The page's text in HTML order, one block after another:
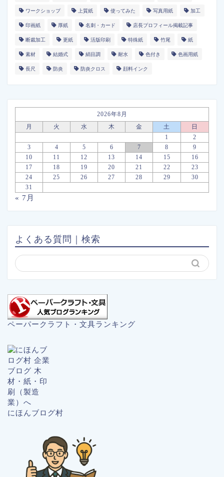
ワークショップ 上質紙 使ってみた 写真用紙 加工
印画紙 厚紙 名刺・カード 店長プロフィール掲載記事
断裁加工 更紙 活版印刷 特殊紙 竹尾 紙
素材 結婚式 絹目調 耐水 色付き 色画用紙
長尺 防炎 防炎クロス 顔料インク
2026年8月
月
火 水 木 金 土
日
1
2
3
4 5 6 7 8
9
10
11 12 13 14 15
16
17
18 19 20 21 22
23
24
25 26 27 28 29
30
31
« 7月
よくある質問｜検索
ペーパークラフト・文具ランキング
にほんブログ村